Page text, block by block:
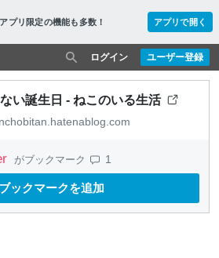
アプリ限定の機能も多数！ アプリで開く
ユーザー登録
ログイン
い誕生日 - ねこのいる生活
がブックマーク 1
ブックマークを追加